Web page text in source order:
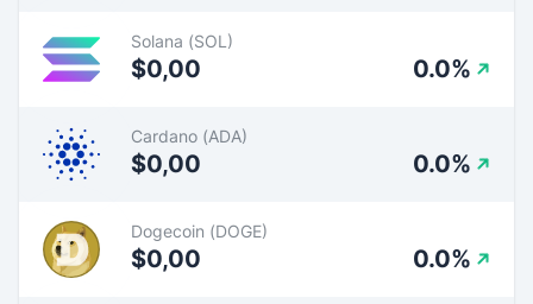
Solana (SOL)
$0,00 0.0%
Cardano (ADA)
$0,00 0.0%
Dogecoin (DOGE)
$0,00 0.0%